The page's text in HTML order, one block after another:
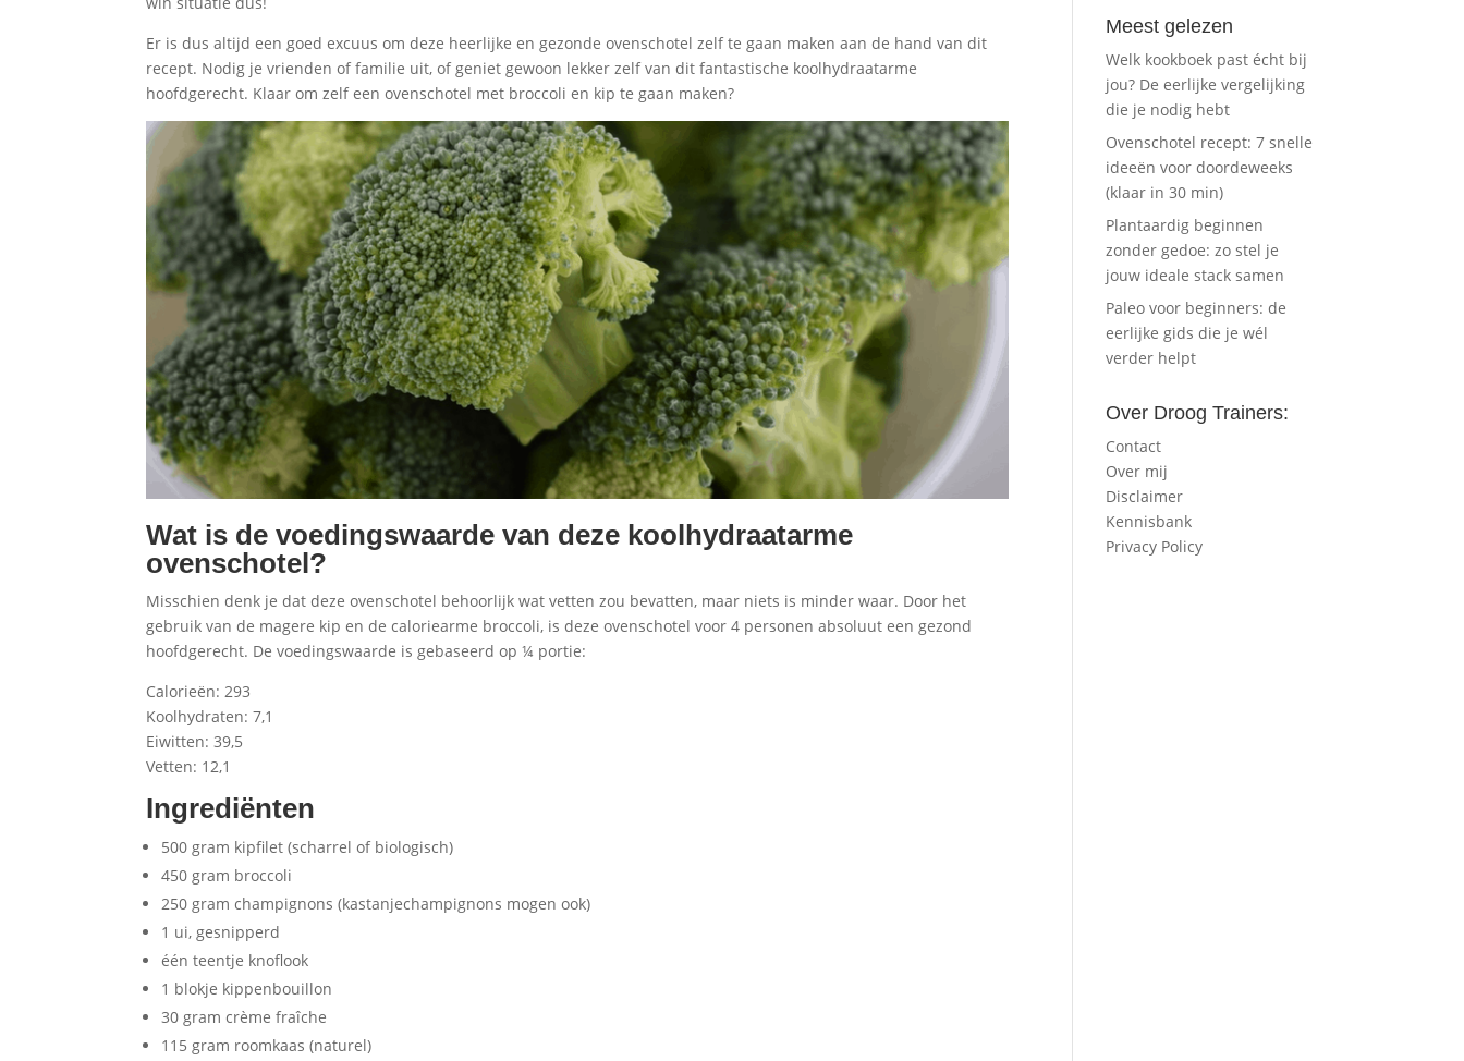
Er is dus altijd een goed excuus om deze heerlijke en gezonde ovenschotel zelf te gaan maken aan de hand van dit
recept. Nodig je vrienden of familie uit, of geniet gewoon lekker zelf van dit fantastische koolhydraatarme
hoofdgerecht. Klaar om zelf een ovenschotel met broccoli en kip te gaan maken?
Wat is de voedingswaarde van deze koolhydraatarme
ovenschotel?
Misschien denk je dat deze ovenschotel behoorlijk wat vetten zou bevatten, maar niets is minder waar. Door het
gebruik van de magere kip en de caloriearme broccoli, is deze ovenschotel voor 4 personen absoluut een gezond
hoofdgerecht. De voedingswaarde is gebaseerd op ¼ portie:
Calorieën: 293
Koolhydraten: 7,1
Eiwitten: 39,5
Vetten: 12,1
Ingrediënten
500 gram kipfilet (scharrel of biologisch)
450 gram broccoli
250 gram champignons (kastanjechampignons mogen ook)
1 ui, gesnipperd
één teentje knoflook
1 blokje kippenbouillon
30 gram crème fraîche
115 gram roomkaas (naturel)
Meest gelezen
Welk kookboek past écht bij
jou? De eerlijke vergelijking
die je nodig hebt
Ovenschotel recept: 7 snelle
ideeën voor doordeweeks
(klaar in 30 min)
Plantaardig beginnen
zonder gedoe: zo stel je
jouw ideale stack samen
Paleo voor beginners: de
eerlijke gids die je wél
verder helpt
Over Droog Trainers:
Contact
Over mij
Disclaimer
Kennisbank
Privacy Policy